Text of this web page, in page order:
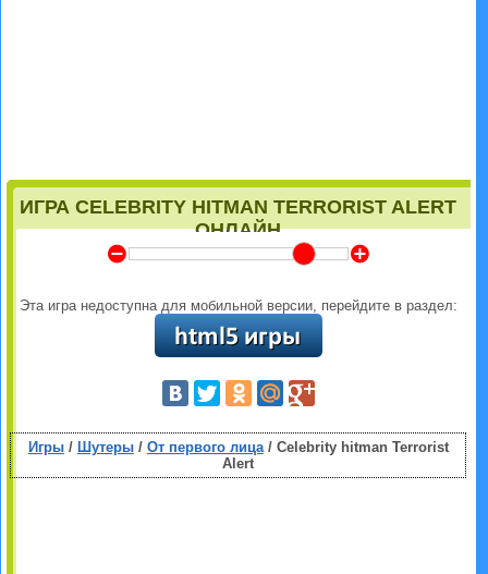
ИГРА CELEBRITY HITMAN TERRORIST ALERT
ОНЛАЙН
Y Z
Эта игра недоступна для мобильной версии, перейдите в раздел:
Игры/ Шутеры/ От первого лица/ Celebrity hitman Terrorist
Alert